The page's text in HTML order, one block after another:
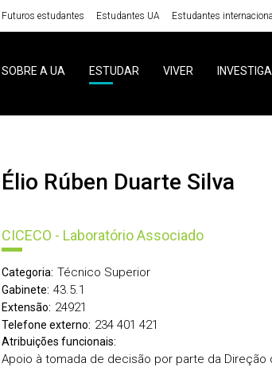
Futuros estudantes Estudantes UA Estudantes
SOBRE A UA ESTUDAR VIVER
Élio Rúben Duarte Silva
CICECO - Laboratório Associado
Categoria: Técnico Superior
Gabinete: 43.5.1
Extensão: 24921
Telefone externo: 234 401 421
Atribuições funcionais:
Apoio à tomada de decisão por parte da Direção